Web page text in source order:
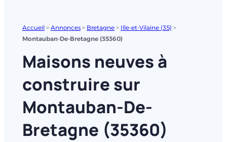
Accueil > Annonces > Bretagne > Ille-et-Vilaine (35) >
Montauban-De-Bretagne (35360)
Maisons neuves à
construire sur
Montauban-De-
Bretagne (35360)